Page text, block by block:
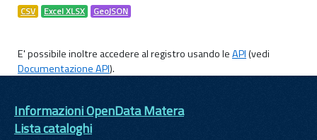
CSV Excel XLSX GeoJSON
E' possibile inoltre accedere al registro usando leAPI(vedi
Documentazione API).
Informazioni OpenData Matera
Lista cataloghi